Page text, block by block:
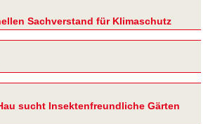
Sachverstand für Klimaschutz
sucht Insektenfreundliche Gärten